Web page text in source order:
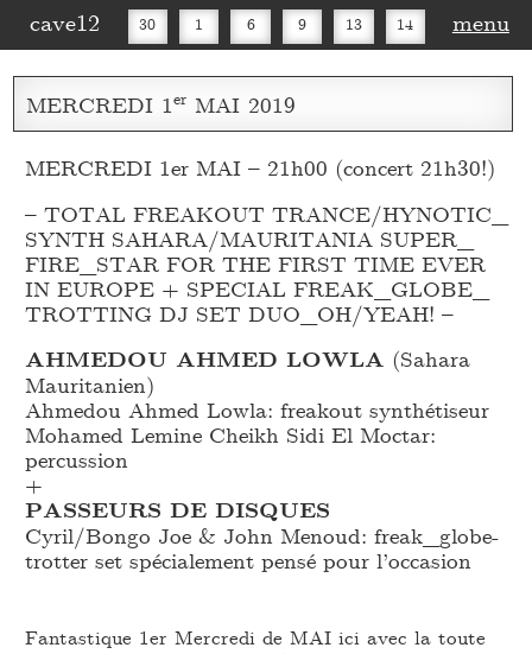
cave12 30 1 6 9 13 14
16 20 27 30
menu
MERCREDI 1er MAI 2019
MERCREDI 1er MAI – 21h00 (concert 21h30!)
– TOTAL FREAKOUT TRANCE/HYNOTIC_
SYNTH SAHARA/MAURITANIA SUPER_
FIRE_ STAR FOR THE FIRST TIME EVER
IN EUROPE + SPECIAL FREAK_ GLOBE_
TROTTING DJ SET DUO_ OH/YEAH! –
AHMEDOU AHMED LOWLA (Sahara
Mauritanien)
Ahmedou Ahmed Lowla: freakout synthétiseur
Mohamed Lemine Cheikh Sidi El Moctar:
percussion
+
PASSEURS DE DISQUES
Cyril/Bongo Joe & John Menoud: freak_ globe-
trotter set spécialement pensé pour l’occasion
Fantastique 1er Mercredi de MAI ici avec la toute